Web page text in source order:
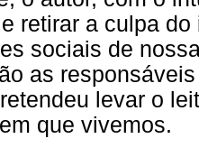
retirar a culpa
sociais de
as
levar o
que vivemos.